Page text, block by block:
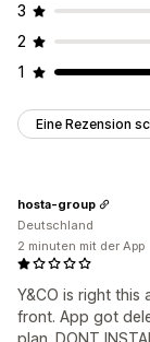
3
2
1
Eine Rezension
Y&CO is right this
front. App got
hosta-group
Deutschland
2 minuten mit der App